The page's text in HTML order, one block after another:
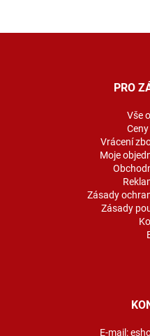
PRO
Vše
Vrácení
Moje
Zásady
Zásady
E-mail: